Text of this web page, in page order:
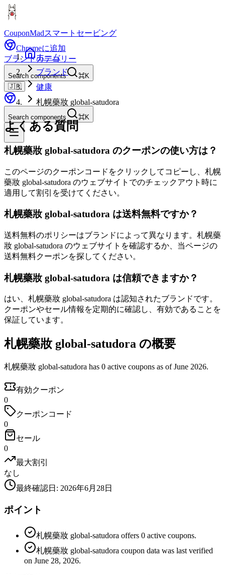
CouponMadスマートセービング
Chromeに追加
ブランドカテゴリー
Search components
⌘K
🇯🇵
Search components ⌘K
ホーム
ブランド
健康
札幌藥妝 global-satudora
よくある質問
札幌藥妝 global-satudora のクーポンの使い方は？
このページのクーポンコードをクリックしてコピーし、札幌
藥妝 global-satudora のウェブサイトでのチェックアウト時に
適用して割引を受けてください。
札幌藥妝 global-satudora は送料無料ですか？
送料無料のポリシーはブランドによって異なります。札幌藥
妝 global-satudora のウェブサイトを確認するか、当ページの
送料無料クーポンを探してください。
札幌藥妝 global-satudora は信頼できますか？
はい、札幌藥妝 global-satudora は認知されたブランドです。
クーポンやセール情報を定期的に確認し、有効であることを
保証しています。
札幌藥妝 global-satudora の概要
札幌藥妝 global-satudora has 0 active coupons as of June 2026.
有効クーポン
0
クーポンコード
0
セール
0
最大割引
なし
最終確認日 : 2026年6月28日
ポイント
札幌藥妝 global-satudora offers 0 active coupons.
札幌藥妝 global-satudora coupon data was last verified
on June 28, 2026.